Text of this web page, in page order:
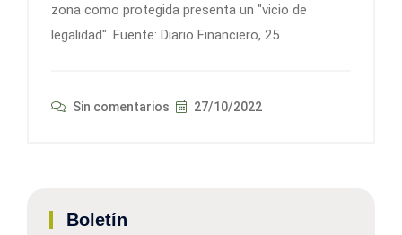
zona como protegida presenta un "vicio de
legalidad". Fuente: Diario Financiero, 25
Sin comentarios 27/10/2022
Boletín